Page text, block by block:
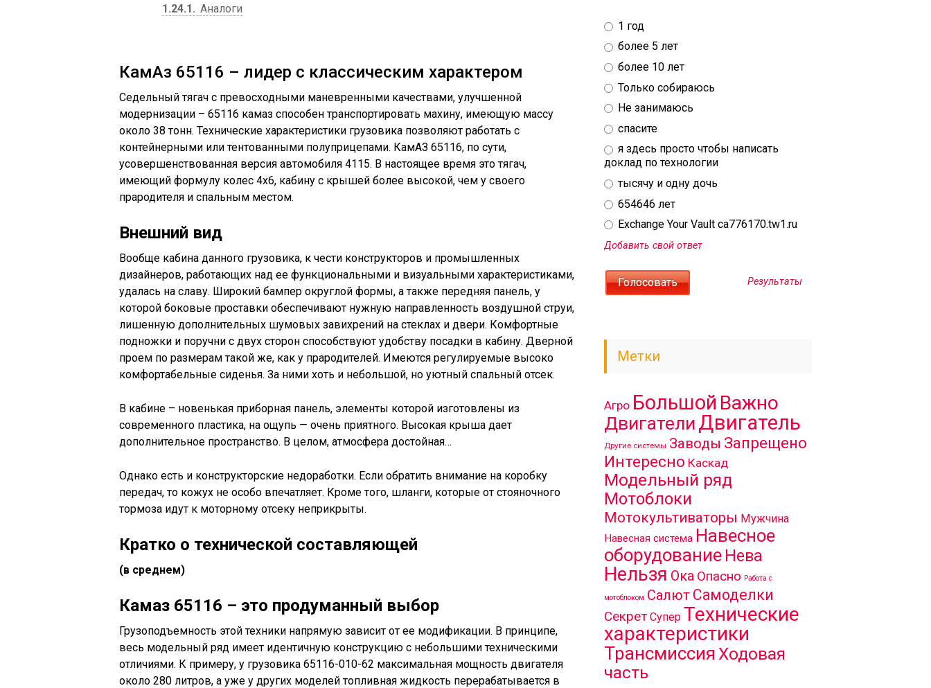
1.24.1 Аналоги
КамАз 65116 – лидер с классическим характером
Седельный тягач с превосходными маневренными качествами, улучшенной
модернизации – 65116 камаз способен транспортировать махину, имеющую массу
около 38 тонн. Технические характеристики грузовика позволяют работать с
контейнерными или тентованными полуприцепами. КамАЗ 65116, по сути,
усовершенствованная версия автомобиля 4115. В настоящее время это тягач,
имеющий формулу колес 4х6, кабину с крышей более высокой, чем у своего
прародителя и спальным местом.
Внешний вид
Вообще кабина данного грузовика, к чести конструкторов и промышленных
дизайнеров, работающих над ее функциональными и визуальными характеристиками,
удалась на славу. Широкий бампер округлой формы, а также передняя панель, у
которой боковые проставки обеспечивают нужную направленность воздушной струи,
лишенную дополнительных шумовых завихрений на стеклах и двери. Комфортные
подножки и поручни с двух сторон способствуют удобству посадки в кабину. Дверной
проем по размерам такой же, как у прародителей. Имеются регулируемые высоко
комфортабельные сиденья. За ними хоть и небольшой, но уютный спальный отсек.
В кабине – новенькая приборная панель, элементы которой изготовлены из
современного пластика, на ощупь — очень приятного. Высокая крыша дает
дополнительное пространство. В целом, атмосфера достойная…
Однако есть и конструкторские недоработки. Если обратить внимание на коробку
передач, то кожух не особо впечатляет. Кроме того, шланги, которые от стояночного
тормоза идут к моторному отсеку неприкрыты.
Кратко о технической составляющей
(в среднем)
Камаз 65116 – это продуманный выбор
Грузоподъемность этой техники напрямую зависит от ее модификации. В принципе,
весь модельный ряд имеет идентичную конструкцию с небольшими техническими
отличиями. К примеру, у грузовика 65116-010-62 максимальная мощность двигателя
около 280 литров, а уже у других моделей топливная жидкость перерабатывается в
1 год
более 5 лет
более 10 лет
Только собираюсь
Не занимаюсь
спасите
я здесь просто чтобы написать
доклад по технологии
тысячу и одну дочь
654646 лет
Exchange Your Vault ca776170.tw1.ru
Добавить свой ответ
Результаты
Метки
Агро Большой Важно
ДвигателиДвигатель
Другие системы Заводы Запрещено
Интересно Каскад
Модельный ряд
Мотоблоки
Мотокультиваторы Мужчина
Навесная система Навесное
оборудование Нева
Нельзя Ока Опасно Работа с
мотоблоком Салют Самоделки
Секрет Супер Технические
характеристики
Трансмиссия Ходовая
часть